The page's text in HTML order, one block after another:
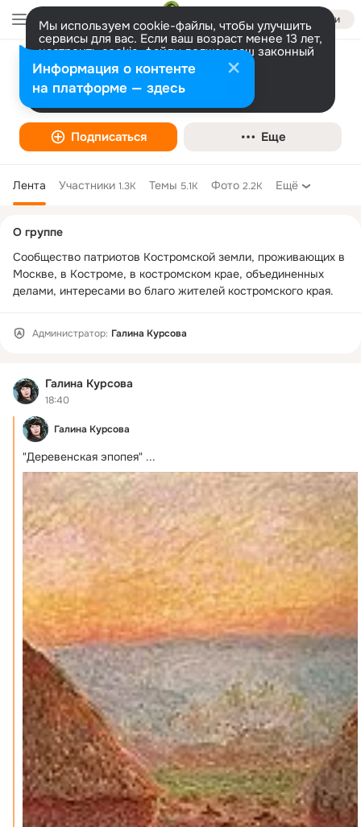
Войти
Мы используем cookie-файлы, чтобы улучшить
сервисы для вас. Если ваш возраст менее 13 лет,
настроить cookie-файлы должен ваш законный
представитель. Больше информации
Разрешить все Настроить
"Костромское землячество".
Творчество
Подписаться Еще
Лента Участники 1.3K Темы 5.1K Фото 2.2K Ещё
Галина Курсова
18:40
Галина Курсова
"Деревенская эпопея" ...
колонка
О группе
Сообщество патриотов Костромской земли, проживающих в
Москве, в Костроме, в костромском крае, объединенных
делами, интересами во благо жителей костромского края.
Администратор: Галина Курсова
Информация о контенте
на платформе — здесь